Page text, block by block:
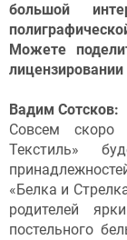
большой
Можете
Вадим Сотсков:
Совсем скоро
Текстиль»
«Белка и
родителей
постельного